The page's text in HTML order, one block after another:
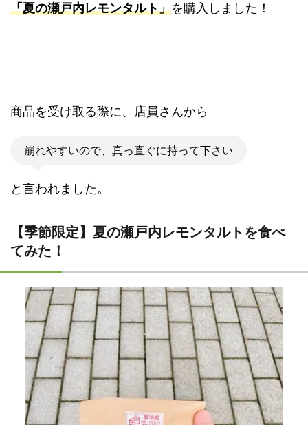
「夏の瀬戸内レモンタルト」を購入しました！
商品を受け取る際に、店員さんから
崩れやすいので、真っ直ぐに持って下さい
と言われました。
【季節限定】夏の瀬戸内レモンタルトを食べ
てみた！